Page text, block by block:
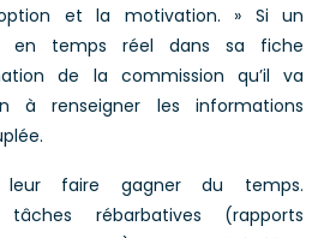
et la motivation. » Si un
en temps réel dans sa fiche
de la commission qu’il va
à renseigner les informations
faire gagner du temps.
tâches rébarbatives (rapports